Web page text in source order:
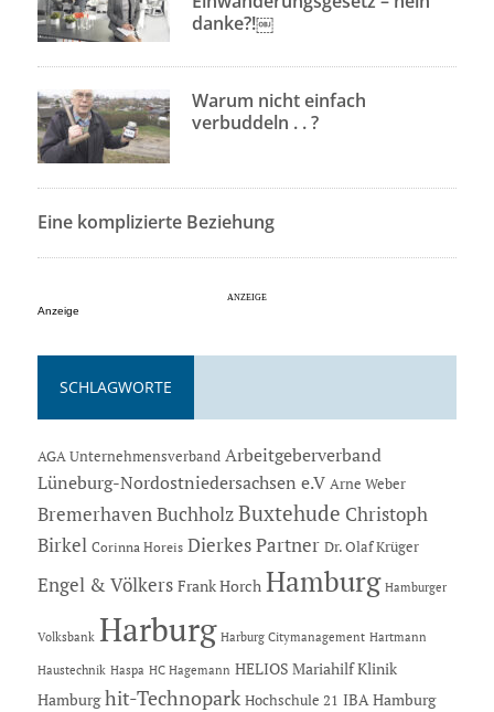
danke?!￼
Warum nicht einfach
verbuddeln . . ?
Eine komplizierte Beziehung
Anzeige
SCHLAGWORTE
AGA Unternehmensverband Arbeitgeberverband
Lüneburg-Nordostniedersachsen e.V Arne Weber
Bremerhaven Buchholz Buxtehude Christoph
Birkel Corinna Horeis Dierkes Partner Dr. Olaf Krüger
Engel & Völkers Frank Horch Hamburg Hamburger
Volksbank Harburg Harburg Citymanagement Hartmann
Haustechnik Haspa HC Hagemann HELIOS Mariahilf Klinik
Hamburg hit-Technopark Hochschule 21 IBA Hamburg